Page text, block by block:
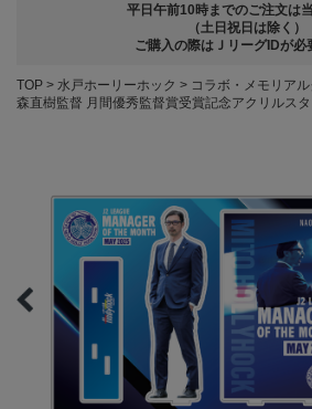
平日午前10時までのご注文は当
（土日祝日は除く）
ご購入の際はＪリーグIDが必
TOP 水戸ホーリーホック コラボ・メモリア
森直樹監督 月間優秀監督賞受賞記念アクリルスタ